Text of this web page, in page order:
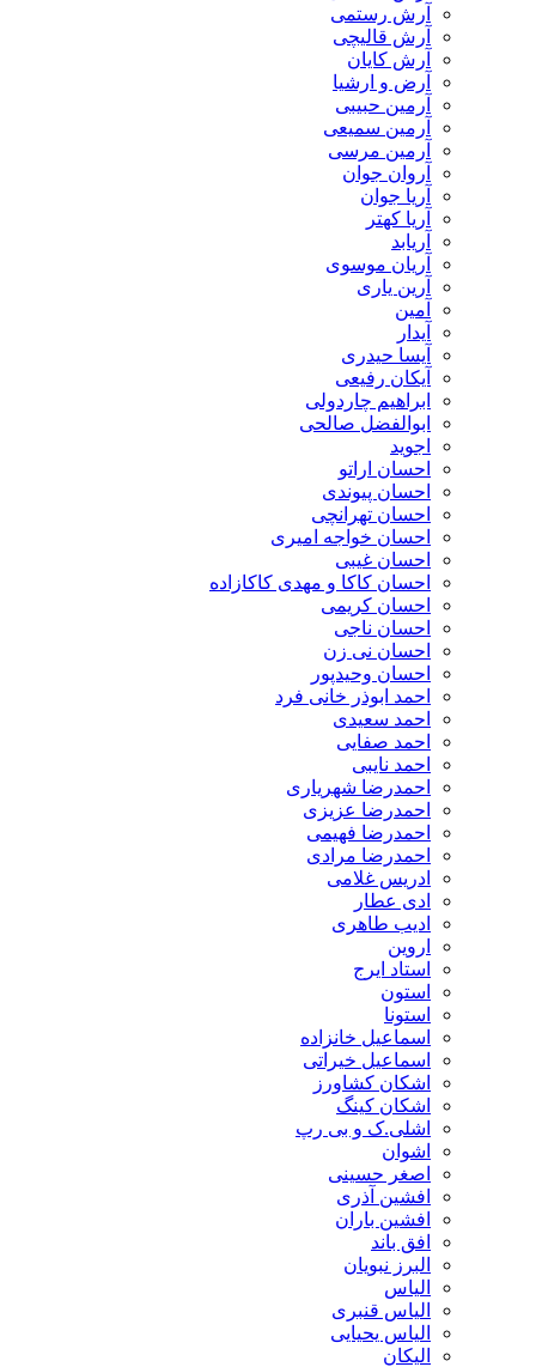
آرش رستمی
آرش قالیچی
آرش کایان
​آرض و ارشیا
آرمین حبیبی
آرمین سمیعی
آرمین مرسی
آروان جوان
آریا جوان
آریا کهتر
آریان موسوی
آرین یاری
آیسا حیدری
آیکان رفیعی
ابراهیم چاردولی
ابوالفضل صالحی
احسان اراتو
احسان پیوندی
احسان تهرانچی
احسان خواجه امیری
احسان غیبی
احسان کاکا و مهدی کاکازاده
احسان کریمی
احسان ناجی
احسان نی زن
احسان وحیدپور
احمد ابوذر خانی فرد
احمد سعیدی
احمد صفایی
احمد نایبی
احمدرضا شهریاری
احمدرضا عزیزی
احمدرضا فهیمی
احمدرضا مرادی
ادریس غلامی
ادی عطار
ادیب طاهری
استاد ایرج
اسماعیل خانزاده
اسماعیل خیراتی
اشکان کشاورز
اشکان کینگ
اشلی.ک و بی رپ
اصغر حسینی
افشین آذری
افشین باران
افق باند
البرز نبویان
الیاس قنبرى
الیاس یحیایی